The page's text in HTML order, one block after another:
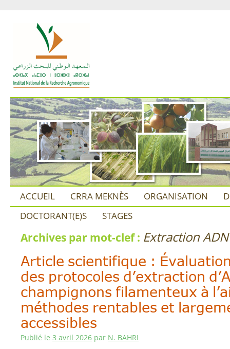
ACCUEIL CRRA MEKNÈS ORGANISATION
DOCTORANT(E)S
STAGES
Archives par mot-clef : Extraction ADN
Article scientifique :
des protocoles d’extraction
champignons filamenteux à
méthodes rentables et
accessibles
Publié le 3 avril 2026 par N. BAHRI